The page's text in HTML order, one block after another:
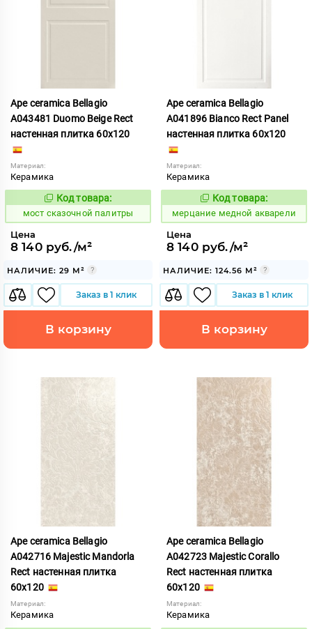
Ape ceramica Bellagio
A043481 Duomo Beige Rect
настенная плитка 60x120
Материал:
Керамика
1026691
Код товара:
мост сказочной палитры
Цена
8 140 руб./м²
НАЛИЧИЕ: 29 М²
Заказ в 1 клик
В корзину
Ape ceramica Bellagio
A041896 Bianco Rect Panel
настенная плитка 60x120
Материал:
Керамика
975500
Код товара:
мерцание медной акварели
Цена
8 140 руб./м²
НАЛИЧИЕ: 124.56 М²
Заказ в 1 клик
В корзину
Ape ceramica Bellagio
A042716 Majestic Mandorla
Rect настенная плитка
60x120
Материал:
Керамика
Ape ceramica Bellagio
A042723 Majestic Corallo
Rect настенная плитка
60x120
Материал:
Керамика